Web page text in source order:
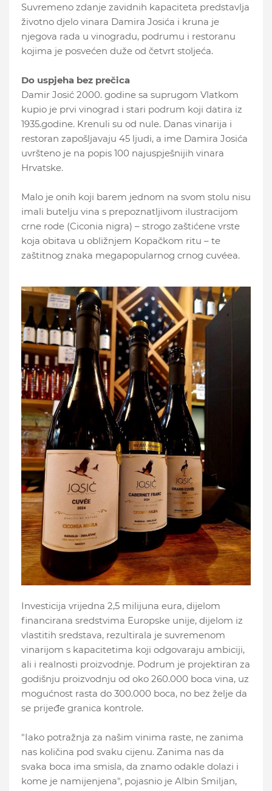
Suvremeno zdanje zavidnih kapaciteta predstavlja
životno djelo vinara Damira Josića i kruna je
njegova rada u vinogradu, podrumu i restoranu
kojima je posvećen duže od četvrt stoljeća.
Do uspjeha bez prečica
Damir Josić 2000. godine sa suprugom Vlatkom
kupio je prvi vinograd i stari podrum koji datira iz
1935.godine. Krenuli su od nule. Danas vinarija i
restoran zapošljavaju 45 ljudi, a ime Damira Josića
uvršteno je na popis 100 najuspješnijih vinara
Hrvatske.
Malo je onih koji barem jednom na svom stolu nisu
imali butelju vina s prepoznatljivom ilustracijom
crne rode (Ciconia nigra) – strogo zaštićene vrste
koja obitava u obližnjem Kopačkom ritu – te
zaštitnog znaka megapopularnog crnog cuvéea.
Investicija vrijedna 2,5 milijuna eura, dijelom
financirana sredstvima Europske unije, dijelom iz
vlastitih sredstava, rezultirala je suvremenom
vinarijom s kapacitetima koji odgovaraju ambiciji,
ali i realnosti proizvodnje. Podrum je projektiran za
godišnju proizvodnju od oko 260.000 boca vina, uz
mogućnost rasta do 300.000 boca, no bez želje da
se prijeđe granica kontrole.
"Iako potražnja za našim vinima raste, ne zanima
nas količina pod svaku cijenu. Zanima nas da
svaka boca ima smisla, da znamo odakle dolazi i
kome je namijenjena", pojasnio je Albin Smiljan,